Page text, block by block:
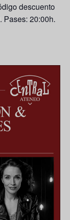
descuento
Pases: 20:00h.